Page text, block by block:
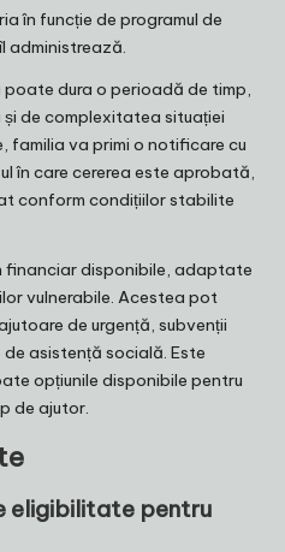
în funcție de programul de
administrează.
poate dura o perioadă de timp,
și de complexitatea situației
familia va primi o notificare cu
în care cererea este aprobată,
conform condițiilor stabilite
financiar disponibile, adaptate
vulnerabile. Acestea pot
de urgență, subvenții
asistență socială. Este
opțiunile disponibile pentru
de ajutor.
eligibilitate pentru